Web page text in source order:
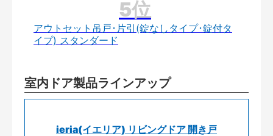
アウトセット吊戸･片引(錠なしタイプ･錠付タ
イプ) スタンダード
室内ドア製品ラインアップ
ieria(イエリア) リビングドア 開き戸